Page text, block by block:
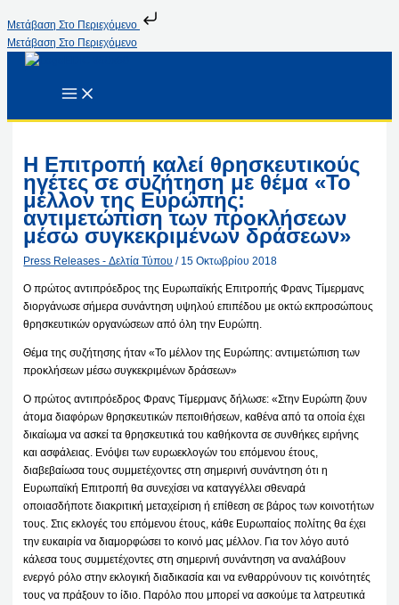
Μετάβαση Στο Περιεχόμενο
Μετάβαση Στο Περιεχόμενο
Η Επιτροπή καλεί θρησκευτικούς
ηγέτες σε συζήτηση με θέμα «Το
μέλλον της Ευρώπης:
αντιμετώπιση των προκλήσεων
μέσω συγκεκριμένων δράσεων»
Press Releases - Δελτία Τύπου / 15 Οκτωβρίου 2018
Ο πρώτος αντιπρόεδρος της Ευρωπαϊκής Επιτροπής Φρανς Τίμερμανς
διοργάνωσε σήμερα συνάντηση υψηλού επιπέδου με οκτώ εκπροσώπους
θρησκευτικών οργανώσεων από όλη την Ευρώπη.
Θέμα της συζήτησης ήταν «Το μέλλον της Ευρώπης: αντιμετώπιση των
προκλήσεων μέσω συγκεκριμένων δράσεων»
Ο πρώτος αντιπρόεδρος Φρανς Τίμερμανς δήλωσε: «Στην Ευρώπη ζουν
άτομα διαφόρων θρησκευτικών πεποιθήσεων, καθένα από τα οποία έχει
δικαίωμα να ασκεί τα θρησκευτικά του καθήκοντα σε συνθήκες ειρήνης
και ασφάλειας. Ενόψει των ευρωεκλογών του επόμενου έτους,
διαβεβαίωσα τους συμμετέχοντες στη σημερινή συνάντηση ότι η
Ευρωπαϊκή Επιτροπή θα συνεχίσει να καταγγέλλει σθεναρά
οποιασδήποτε διακριτική μεταχείριση ή επίθεση σε βάρος των κοινοτήτων
τους. Στις εκλογές του επόμενου έτους, κάθε Ευρωπαίος πολίτης θα έχει
την ευκαιρία να διαμορφώσει το κοινό μας μέλλον. Για τον λόγο αυτό
κάλεσα τους συμμετέχοντες στη σημερινή συνάντηση να αναλάβουν
ενεργό ρόλο στην εκλογική διαδικασία και να ενθαρρύνουν τις κοινότητές
τους να πράξουν το ίδιο. Παρόλο που μπορεί να ασκούμε τα λατρευτικά